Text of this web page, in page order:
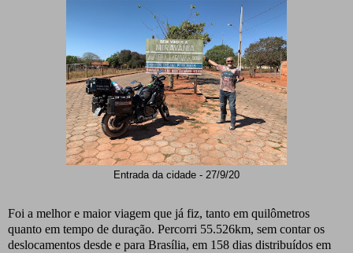
Entrada da cidade - 27/9/20
Foi a melhor e maior viagem que já fiz, tanto em quilômetros
quanto em tempo de duração. Percorri 55.526km, sem contar os
deslocamentos desde e para Brasília, em 158 dias distribuídos em